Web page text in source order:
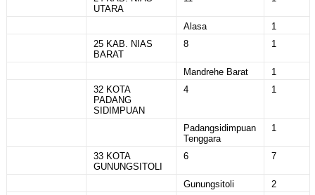
UTARA
Alasa
1
25 KAB. NIAS
BARAT
8 1
Mandrehe Barat
1
32 KOTA
PADANG
SIDIMPUAN
4 1
Padangsidimpuan
Tenggara
1
33 KOTA
GUNUNGSITOLI
6 7
Gunungsitoli
2